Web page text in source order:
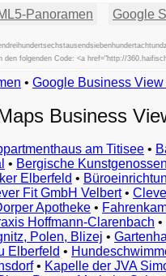
Panoramen Google
folgenden Code: <a href="http://
• Google Business
Business
am Titisee •
• Bergische
Elberfeld •
Fit GmbH Velbert•
Apotheke •
Hoffmann-Clarenbach •
Polen, Blizej •
Elberfeld •
• Kapelle der JVA